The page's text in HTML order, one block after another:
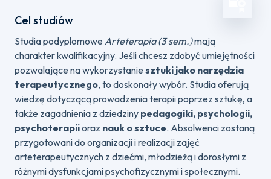
Cel studiów
Studia podyplomowe Arteterapia (3 sem.)mają
charakter kwalifikacyjny. Jeśli chcesz zdobyć umiejętności
pozwalające na wykorzystanie sztuki jako narzędzia
terapeutycznego, to doskonały wybór. Studia oferują
wiedzę dotyczącą prowadzenia terapii poprzez sztukę, a
także zagadnienia z dziedziny pedagogiki, psychologii,
psychoterapiioraz nauk o sztuce. Absolwenci zostaną
przygotowani do organizacji i realizacji zajęć
arteterapeutycznych z dziećmi, młodzieżą i dorosłymi z
różnymi dysfunkcjami psychofizycznymi i społecznymi.